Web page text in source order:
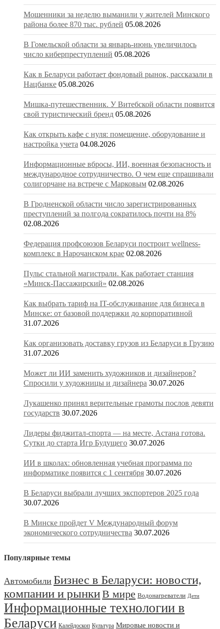
Мошенники за неделю выманили у жителей Минского
района более 870 тыс. рублей 05.08.2026
В Гомельской области за январь-июнь увеличилось
число киберпреступлений 05.08.2026
Как в Беларуси работает фондовый рынок, рассказали в
Нацбанке 05.08.2026
Мишка-путешественник. У Витебской области появится
свой туристический бренд 05.08.2026
Как открыть кафе с нуля: помещение, оборудование и
настройка учета 04.08.2026
Информационные вбросы, ИИ, военная безопасность и
международное сотрудничество. О чем еще спрашивали
солигорчане на встрече с Марковым 02.08.2026
В Гродненской области число зарегистрированных
преступлений за полгода сократилось почти на 8%
02.08.2026
Федерация профсоюзов Беларуси построит wellness-
комплекс в Нарочанском крае 02.08.2026
Пульс стальной магистрали. Как работает станция
«Минск-Пассажирский» 02.08.2026
Как выбрать тариф на IT-обслуживание для бизнеса в
Минске: от базовой поддержки до корпоративной
31.07.2026
Как организовать доставку грузов из Беларуси в Грузию
31.07.2026
Может ли ИИ заменить художников и дизайнеров?
Спросили у художницы и дизайнера 30.07.2026
Лукашенко принял верительные грамоты послов девяти
государств 30.07.2026
Лидеры фиджитал-спорта — на месте, Астана готова.
Сутки до старта Игр Будущего 30.07.2026
ИИ в школах: обновленная учебная программа по
информатике появится с 1 сентября 30.07.2026
В Беларуси выбрали лучших экспортеров 2025 года
30.07.2026
В Минске пройдет V Международный форум
экономического сотрудничества 30.07.2026
Популярные темы
Автомобили Бизнес в Беларуси: новости,
компании и рынкиВ мире Водонагреватели Дети
Информационные технологии в
Беларуси Калейдоскоп Культура Мировые новости и